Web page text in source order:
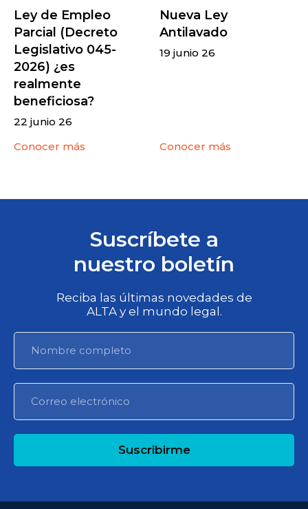
Ley de Empleo
Parcial (Decreto
Legislativo 045-
2026) ¿es
realmente
beneficiosa?
22 junio 26
Conocer más
Nueva Ley
Antilavado
19 junio 26
Conocer más
Suscríbete a
nuestro boletín
Reciba las últimas novedades de
ALTA y el mundo legal.
Suscribirme